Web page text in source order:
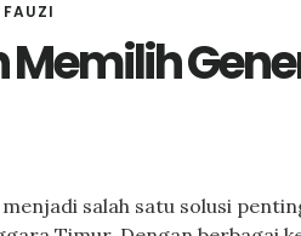
salah satu solusi